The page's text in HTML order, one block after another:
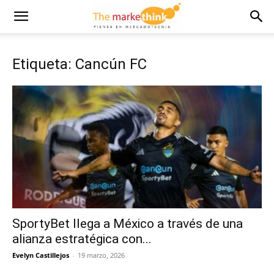
Etiqueta: Cancún FC
SportyBet llega a México a través de una
alianza estratégica con...
Evelyn Castillejos - 19 marzo, 2026